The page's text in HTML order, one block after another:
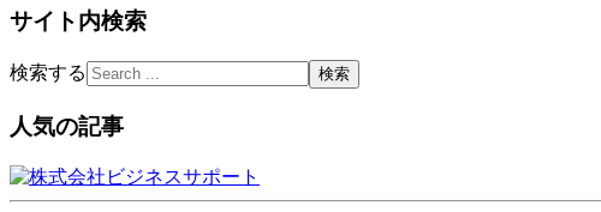
サイト内検索
検索する
人気の記事